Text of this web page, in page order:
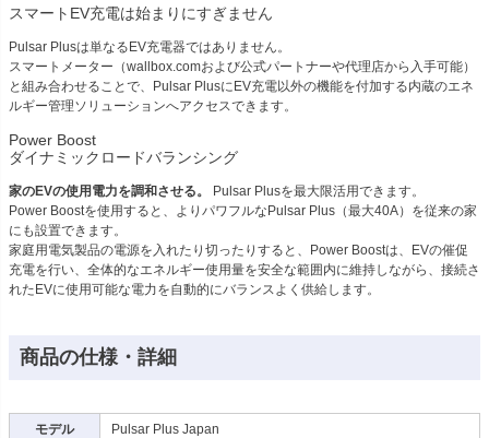
スマートEV充電は始まりにすぎません
Pulsar Plusは単なるEV充電器ではありません。
スマートメーター（wallbox.comおよび公式パートナーや代理店から入手可能）
と組み合わせることで、Pulsar PlusにEV充電以外の機能を付加する内蔵のエネ
ルギー管理ソリューションへアクセスできます。
Power Boost
ダイナミックロードバランシング
家のEVの使用電力を調和させる。
Pulsar Plusを最大限活用できます。
Power Boostを使用すると、よりパワフルなPulsar Plus（最大40A）を従来の家
にも設置できます。
家庭用電気製品の電源を入れたり切ったりすると、Power Boostは、EVの催促
充電を行い、全体的なエネルギー使用量を安全な範囲内に維持しながら、接続さ
れたEVに使用可能な電力を自動的にバランスよく供給します。
商品の仕様・詳細
モデル Pulsar Plus Japan